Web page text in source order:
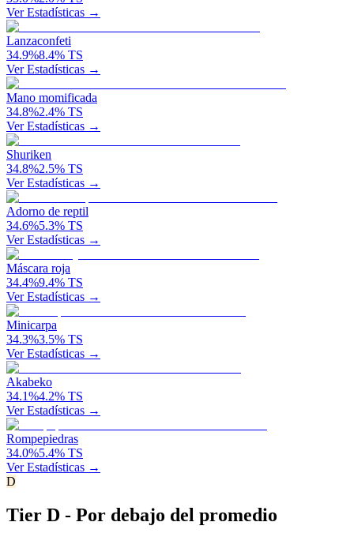
Ver Estadísticas →
Lanzaconfeti
34.9%8.4% TS
Ver Estadísticas →
Mano momificada
34.8%2.4% TS
Ver Estadísticas →
Shuriken
34.8%2.5% TS
Ver Estadísticas →
Adorno de reptil
34.6%5.3% TS
Ver Estadísticas →
Máscara roja
34.4%9.4% TS
Ver Estadísticas →
Minicarpa
34.3%3.5% TS
Ver Estadísticas →
Akabeko
34.1%4.2% TS
Ver Estadísticas →
Rompepiedras
34.0%5.4% TS
Ver Estadísticas →
D
Tier D - Por debajo del promedio